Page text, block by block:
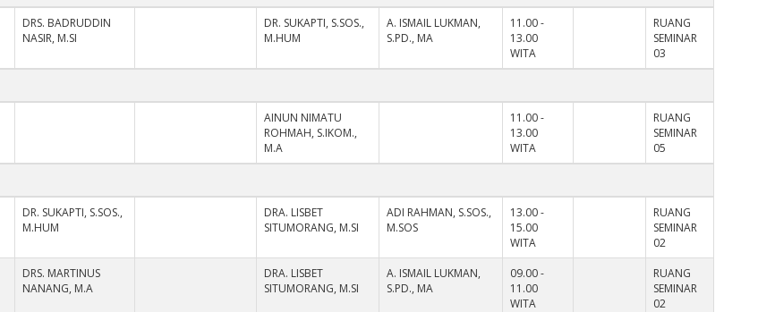
DRS. BADRUDDIN
NASIR, M.SI
DR. SUKAPTI, S.SOS.,
M.HUM
A. ISMAIL LUKMAN,
S.PD., MA
11.00 -
13.00
WITA
RUANG
SEMINAR
03
AINUN NIMATU
ROHMAH, S.IKOM.,
M.A
11.00 -
13.00
WITA
RUANG
SEMINAR
05
DR. SUKAPTI, S.SOS.,
M.HUM
DRA. LISBET
SITUMORANG, M.SI
ADI RAHMAN, S.SOS.,
M.SOS
13.00 -
15.00
WITA
RUANG
SEMINAR
02
DRS. MARTINUS
NANANG, M.A
DRA. LISBET
SITUMORANG, M.SI
A. ISMAIL LUKMAN,
S.PD., MA
09.00 -
11.00
WITA
RUANG
SEMINAR
02